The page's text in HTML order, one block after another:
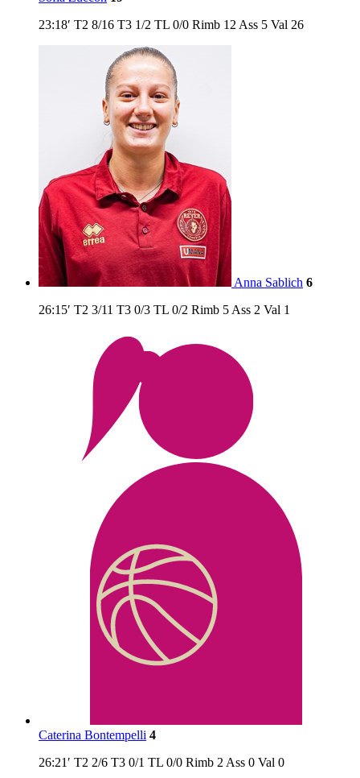
23:18′ T2 8/16 T3 1/2 TL 0/0 Rimb 12 Ass 5 Val 26
Anna Sablich 6
26:15′ T2 3/11 T3 0/3 TL 0/2 Rimb 5 Ass 2 Val 1
Caterina Bontempelli 4
26:21′ T2 2/6 T3 0/1 TL 0/0 Rimb 2 Ass 0 Val 0